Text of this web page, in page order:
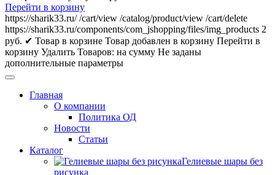
Перейти в корзину
https://sharik33.ru/ /cart/view /catalog/product/view /cart/delete
https://sharik33.ru/components/com_jshopping/files/img_products 2
руб. ✔ Товар в корзине Товар добавлен в корзину Перейти в
корзину Удалить Товаров: на сумму Не заданы
дополнительные параметры
Главная
О компании
Политика ОД
Новости
Статьи
Каталог
Гелиевые шары без
рисунка